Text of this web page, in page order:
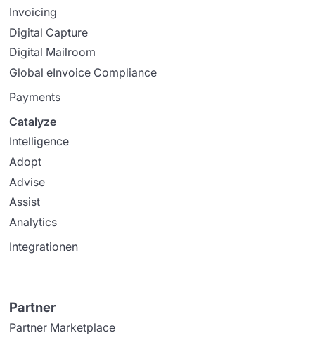
Invoicing
Digital Capture
Digital Mailroom
Global eInvoice Compliance
Payments
Catalyze
Intelligence
Adopt
Advise
Assist
Analytics
Integrationen
Partner
Partner Marketplace